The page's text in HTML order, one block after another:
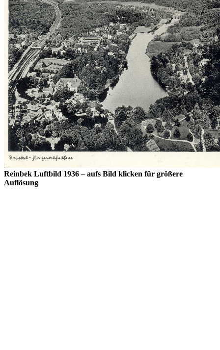
Reinbek Luftbild 1936 – aufs Bild klicken für größere
Auflösung